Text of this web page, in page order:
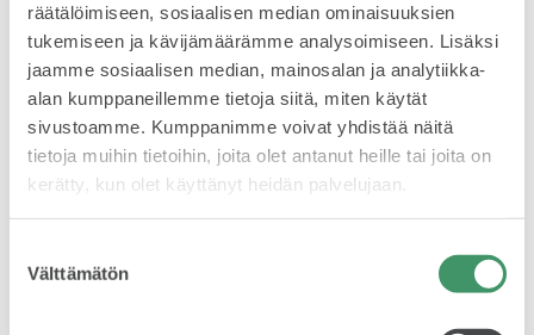
räätälöimiseen, sosiaalisen median ominaisuuksien
tukemiseen ja kävijämäärämme analysoimiseen. Lisäksi
jaamme sosiaalisen median, mainosalan ja analytiikka-
alan kumppaneillemme tietoja siitä, miten käytät
sivustoamme. Kumppanimme voivat yhdistää näitä
tietoja muihin tietoihin, joita olet antanut heille tai joita on
kerätty, kun olet käyttänyt heidän palvelujaan.
valinta
Välttämätön
ŠKODA PALVELEE
6.8.2026
Škoda Auto on käynnistänyt uuden Peaq-
mallin tuotannon Mladá Boleslavissa